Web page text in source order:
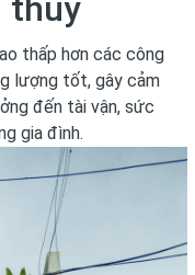
thủy
thấp hơn các công
lượng tốt, gây cảm
đến tài vận, sức
gia đình.